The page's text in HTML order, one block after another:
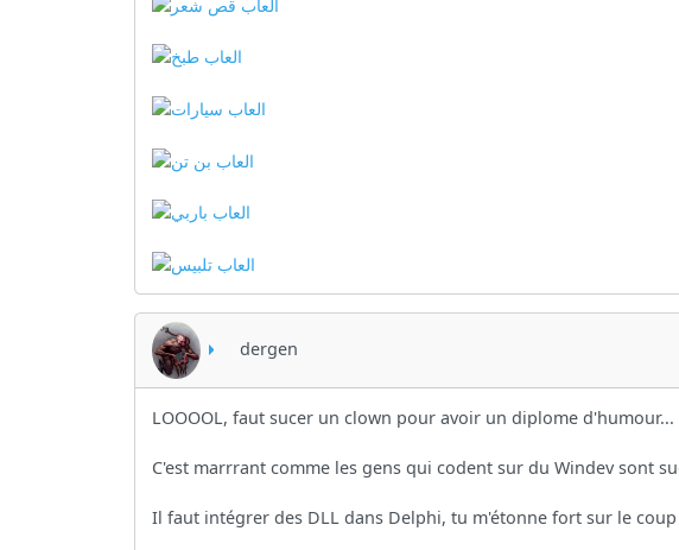
dergen
LOOOOL, faut sucer un clown pour avoir un diplome d'humour...
C'est marrrant comme les gens qui codent sur du Windev sont
Il faut intégrer des DLL dans Delphi, tu m'étonne fort sur le coup